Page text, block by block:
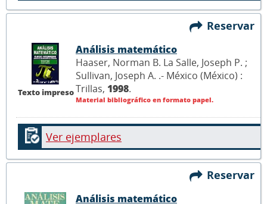
Reservar
Texto impreso
Análisis matemático
Haaser, Norman B. La Salle, Joseph P. ;
Sullivan, Joseph A. .- México (México) :
Trillas, 1998.
Material bibliográfico en formato papel.
Ver ejemplares
Reservar
Análisis matemático